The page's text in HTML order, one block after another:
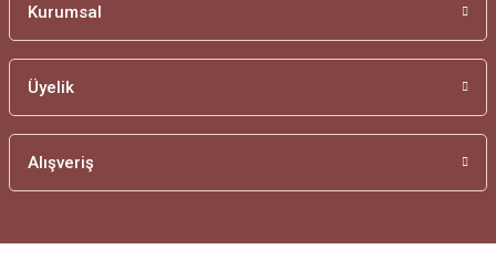
Kurumsal
Üyelik
Alışveriş